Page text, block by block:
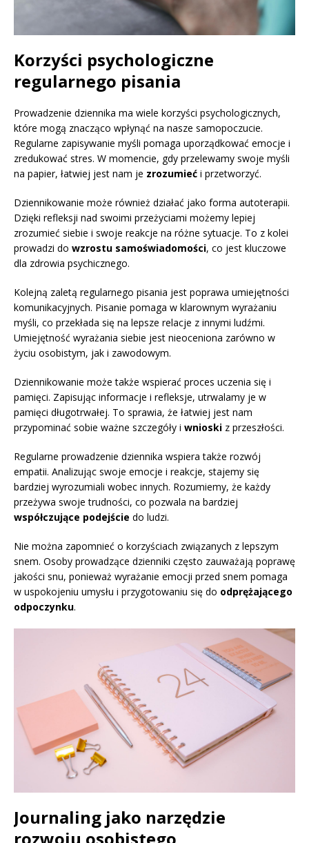
Korzyści psychologiczne
regularnego pisania
Prowadzenie dziennika ma wiele korzyści psychologicznych,
które mogą znacząco wpłynąć na nasze samopoczucie.
Regularne zapisywanie myśli pomaga uporządkować emocje i
zredukować stres. W momencie, gdy przelewamy swoje myśli
na papier, łatwiej jest nam je zrozumieć i przetworzyć.
Dziennikowanie może również działać jako forma autoterapii.
Dzięki refleksji nad swoimi przeżyciami możemy lepiej
zrozumieć siebie i swoje reakcje na różne sytuacje. To z kolei
prowadzi do wzrostu samoświadomości, co jest kluczowe
dla zdrowia psychicznego.
Kolejną zaletą regularnego pisania jest poprawa umiejętności
komunikacyjnych. Pisanie pomaga w klarownym wyrażaniu
myśli, co przekłada się na lepsze relacje z innymi ludźmi.
Umiejętność wyrażania siebie jest nieoceniona zarówno w
życiu osobistym, jak i zawodowym.
Dziennikowanie może także wspierać proces uczenia się i
pamięci. Zapisując informacje i refleksje, utrwalamy je w
pamięci długotrwałej. To sprawia, że łatwiej jest nam
przypominać sobie ważne szczegóły i wnioski z przeszłości.
Regularne prowadzenie dziennika wspiera także rozwój
empatii. Analizując swoje emocje i reakcje, stajemy się
bardziej wyrozumiali wobec innych. Rozumiemy, że każdy
przeżywa swoje trudności, co pozwala na bardziej
współczujące podejście do ludzi.
Nie można zapomnieć o korzyściach związanych z lepszym
snem. Osoby prowadzące dzienniki często zauważają poprawę
jakości snu, ponieważ wyrażanie emocji przed snem pomaga
w uspokojeniu umysłu i przygotowaniu się do odprężającego
odpoczynku.
Journaling jako narzędzie